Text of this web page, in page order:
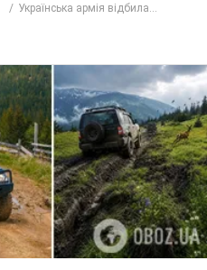
Українська армія відбила...